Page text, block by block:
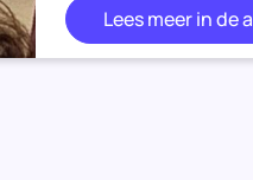
Lees meer in de